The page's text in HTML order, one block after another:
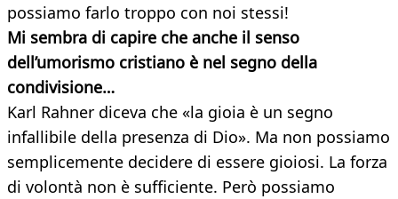
possiamo farlo troppo con noi stessi!
Mi sembra di capire che anche il senso
dell’umorismo cristiano è nel segno della
condivisione…
Karl Rahner diceva che «la gioia è un segno
infallibile della presenza di Dio». Ma non possiamo
semplicemente decidere di essere gioiosi. La forza
di volontà non è sufficiente. Però possiamo